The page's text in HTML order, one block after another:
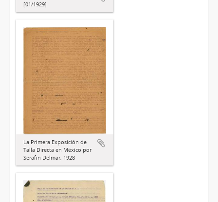
[01/1929]
La Primera Exposición de
Talla Directa en México por
Serafín Delmar, 1928